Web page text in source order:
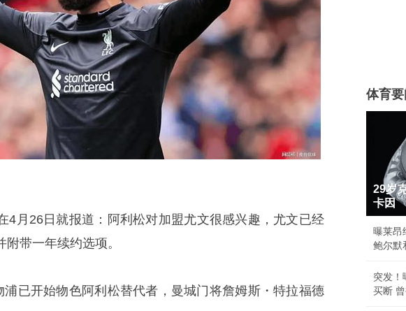
4月26日就报道： 阿利松对加盟尤文很感兴趣，尤文已经
带一年续约选项。
已开始物色阿利松替代者，曼城门将詹姆斯・特拉福德
体育要
29岁
卡因
曝莱昂
鲍尔默
突发！
买断